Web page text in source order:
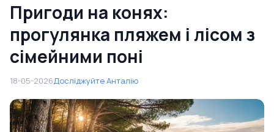
Пригоди на конях:
прогулянка пляжем і лісом з
сімейними поні
18-05-2026Досліджуйте Анталію